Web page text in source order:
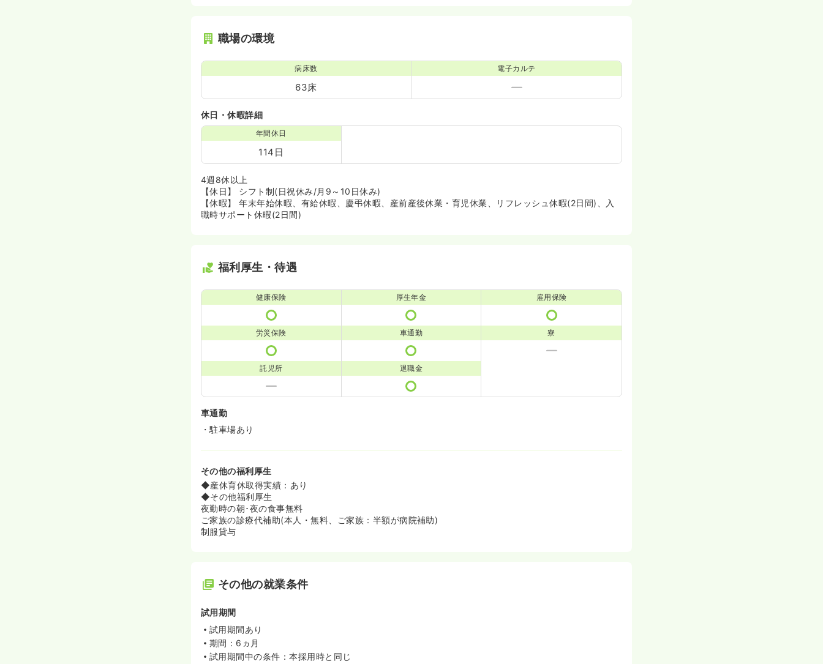
職場の環境
病床数
63床
電子カルテ
休日・休暇詳細
年間休日
114日
4週8休以上
【休日】 シフト制(日祝休み/月9～10日休み)
【休暇】 年末年始休暇、有給休暇、慶弔休暇、産前産後休業・育児休業、リフレッシュ休暇(2日間)、入
職時サポート休暇(2日間)
福利厚生・待遇
健康保険 厚生年金 雇用保険
労災保険 車通勤 寮
託児所 退職金
車通勤
・駐車場あり
その他の福利厚生
◆産休育休取得実績：あり
◆その他福利厚生
夜勤時の朝･夜の食事無料
ご家族の診療代補助(本人・無料、ご家族：半額が病院補助)
制服貸与
その他の就業条件
試用期間
試用期間あり
期間：6ヵ月
試用期間中の条件：本採用時と同じ